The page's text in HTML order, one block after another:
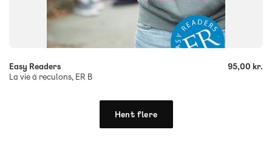
+
Easy Readers
La vie à reculons, ER B
95,00 kr.
Hent flere